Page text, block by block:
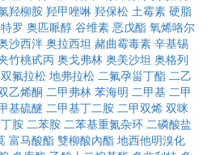
羟柳胺 羟甲唑啉 羟保松 土霉素 硬脂
罗 奥匹哌醇 谷维素 恶戊酯 氧烯咯尔
沙西泮 奥拉西坦 赭曲霉毒素 辛基锡
竹桃甙丙 奥戈弗林 奥美沙坦 奥格列
双氟拉松 地弗拉松 二氟孕甾丁酯 二乙
乙烯酮 二甲弗林 苯海明 二甲基 二甲
基硫醚 二甲基丁二胺 二甲双烯 双咪
胺 二苯胺 二苯基重氮杂环 二磷酸盐
富马酸酯 雙柳酸內酯 地西他明溴化